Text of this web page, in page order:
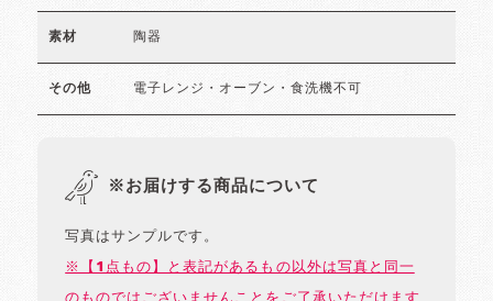
素材 陶器
その他 電子レンジ・オーブン・食洗機不可
※お届けする商品について
写真はサンプルです。
※【1点もの】と表記があるもの以外は写真と同一
のものではございませんことをご了承いただけます